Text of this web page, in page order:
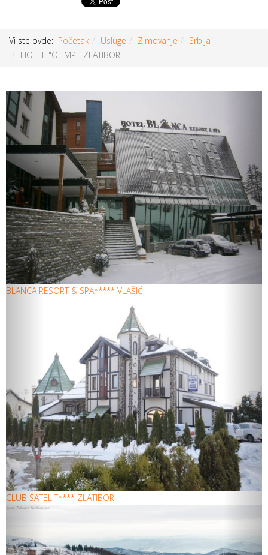
Vi ste ovde: Početak Usluge Zimovanje
Srbija
HOTEL "OLIMP", ZLATIBOR
BLANCA RESORT & SPA***** VLAŠIĆ
CLUB SATELIT**** ZLATIBOR
Prethodni
članak